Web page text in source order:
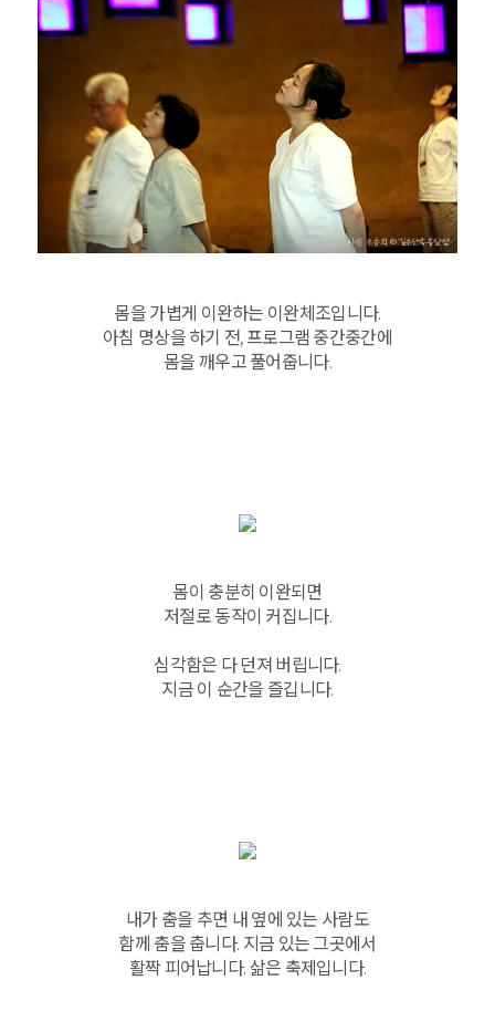
몸을 가볍게 이완하는 이완체조입니다.
아침 명상을 하기 전, 프로그램 중간중간에
몸을 깨우고 풀어줍니다.
몸이 충분히 이완되면
저절로 동작이 커집니다.
심각함은 다 던져 버립니다.
지금 이 순간을 즐깁니다.
내가 춤을 추면 내 옆에 있는 사람도
함께 춤을 춥니다. 지금 있는 그곳에서
활짝 피어납니다. 삶은 축제입니다.